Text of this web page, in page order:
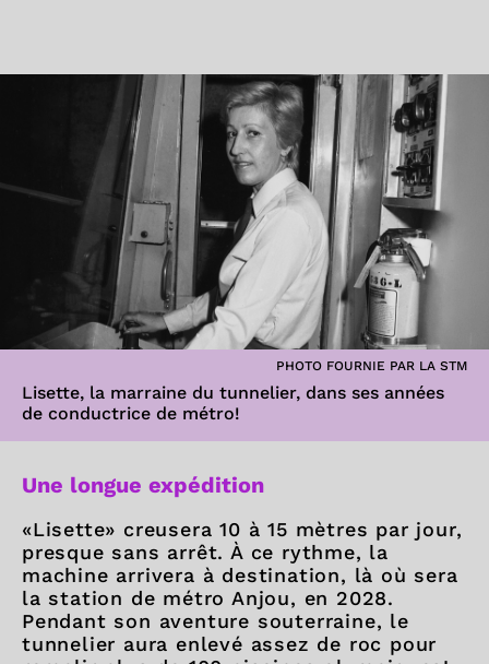
PHOTO FOURNIE PAR LA STM
Lisette, la marraine du tunnelier, dans ses années
de conductrice de métro!
Une longue expédition
«Lisette» creusera 10 à 15 mètres par jour,
presque sans arrêt. À ce rythme, la
machine arrivera à destination, là où sera
la station de métro Anjou, en 2028.
Pendant son aventure souterraine, le
tunnelier aura enlevé assez de roc pour